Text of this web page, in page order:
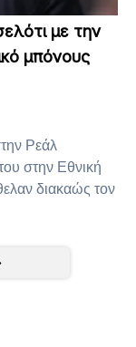
με την
μπόνους
Ρεάλ
στην Εθνική
διακαώς τον